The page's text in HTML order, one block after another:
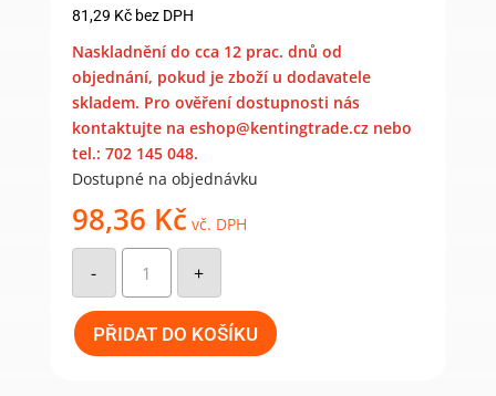
81,29 Kč bez DPH
Naskladnění do cca 12 prac. dnů od
objednání, pokud je zboží u dodavatele
skladem. Pro ověření dostupnosti nás
kontaktujte na eshop@kentingtrade.cz nebo
tel.: 702 145 048.
Dostupné na objednávku
98,36 Kč vč. DPH
-
Torx
šroubovák
T40
x
100
mm
množství
+
PŘIDAT DO KOŠÍKU